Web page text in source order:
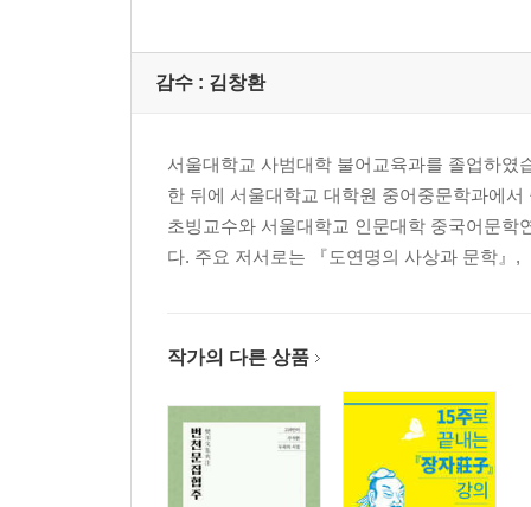
감수 : 김창환
서울대학교 사범대학 불어교육과를 졸업하
한 뒤에 서울대학교 대학원 중어중문학과에
초빙교수와 서울대학교 인문대학 중국어문
다. 주요 저서로는 『도연명의 사상과 문학』,
작가의 다른 상품